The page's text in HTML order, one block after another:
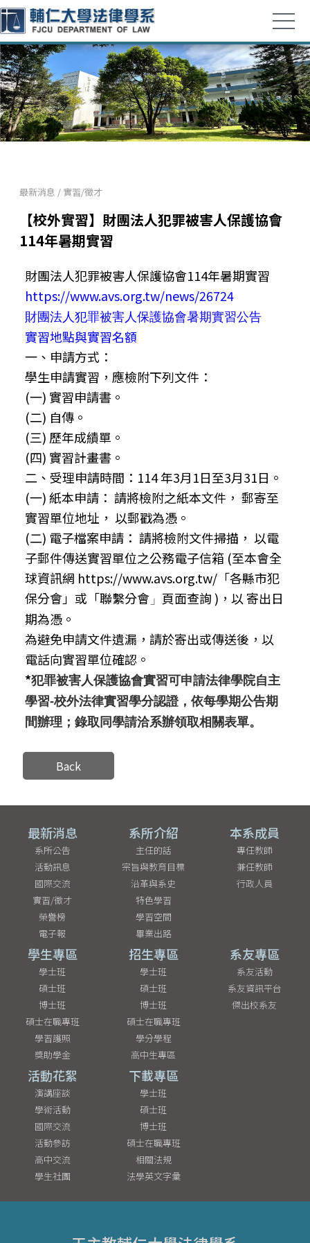
最新消息 / 實習/徵才
【校外實習】財團法人犯罪被害人保護協會
114年暑期實習
財團法人犯罪被害人保護協會114年暑期實習
https://www.avs.org.tw/news/26724
財團法人犯罪被害人保護協會暑期實習公告
實習地點與實習名額
一、申請方式：
學生申請實習，應檢附下列文件：
(一) 實習申請書。
(二) 自傳。
(三) 歷年成績單。
(四) 實習計畫書。
二、受理申請時間：114 年3月1日至3月31日。
(一) 紙本申請： 請將檢附之紙本文件， 郵寄至
實習單位地址， 以郵戳為憑。
(二) 電子檔案申請： 請將檢附文件掃描， 以電
子郵件傳送實習單位之公務電子信箱 (至本會全
球資訊網 https://www.avs.org.tw/「各縣市犯
保分會」或「聯繫分會 」 頁面查詢 )，以 寄出日
期為憑。
為避免申請文件遺漏，請於寄出或傳送後，以
電話向實習單位確認。
*犯罪被害人保護協會實習可申請法律學院自主
學習-校外法律實習學分認證，依每學期公告期
間辦理；錄取同學請洽系辦領取相關表單。
Back
最新消息
系所公告
活動訊息
國際交流
實習/徵才
榮譽榜
電子報
系所介紹
主任的話
宗旨與教育目標
沿革與系史
特色學習
學習空間
畢業出路
本系成員
專任教師
兼任教師
行政人員
學生專區
學士班
碩士班
博士班
碩士在職專班
學習護照
獎助學金
招生專區
學士班
碩士班
博士班
碩士在職專班
學分學程
高中生專區
系友專區
系友活動
系友資訊平台
傑出校系友
活動花絮
演講座談
學術活動
國際交流
活動參訪
高中交流
學生社團
下載專區
學士班
碩士班
博士班
碩士在職專班
相關法規
法學英文字彙